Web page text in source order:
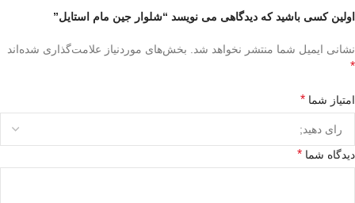
اولین کسی باشید که دیدگاهی می نویسد “شلوار جین مام استایل”
نشانی ایمیل شما منتشر نخواهد شد. بخش‌های موردنیاز علامت‌گذاری شده‌اند
*
امتیاز شما *
دیدگاه شما *